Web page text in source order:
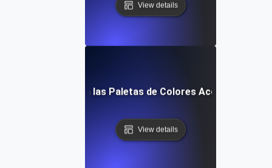
View details
¿Qué son las Paletas de Colores Accesibles?
View details